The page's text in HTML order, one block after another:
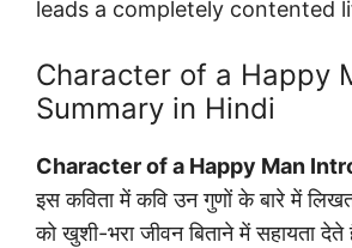
leads a completely contented
Character of a Happy
Summary in Hindi
Character of a Happy Man
इस कविता में कवि उन गुणों के बारे में
को खुशी-भरा जीवन बिताने में सहायता